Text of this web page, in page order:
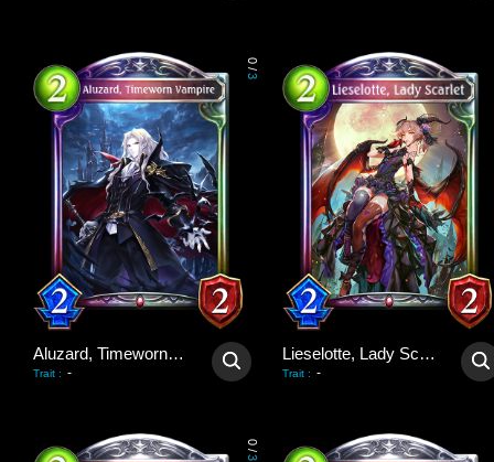
0
/
3
Aluzard, Timeworn Vampire
Trait : -
Lieselotte, Lady Scarlet
Trait : -
0
/
3